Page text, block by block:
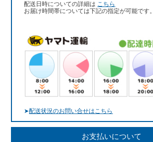
配送日時についての詳細は こちら
お届け時間帯については下記の指定が可能です。
➤配送状況のお問い合せはこちら
お支払いについて